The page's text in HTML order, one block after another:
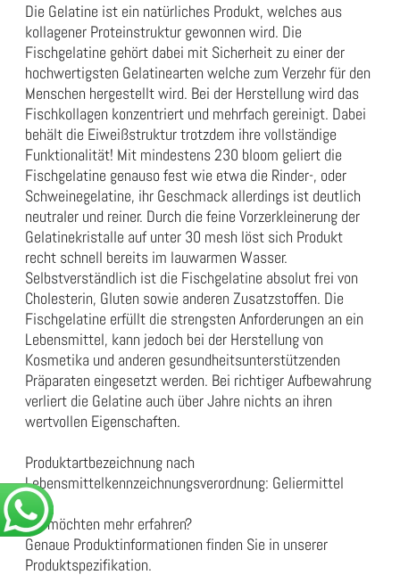
Die Gelatine ist ein natürliches Produkt, welches aus
kollagener Proteinstruktur gewonnen wird. Die
Fischgelatine gehört dabei mit Sicherheit zu einer der
hochwertigsten Gelatinearten welche zum Verzehr für den
Menschen hergestellt wird. Bei der Herstellung wird das
Fischkollagen konzentriert und mehrfach gereinigt. Dabei
behält die Eiweißstruktur trotzdem ihre vollständige
Funktionalität! Mit mindestens 230 bloom geliert die
Fischgelatine genauso fest wie etwa die Rinder-, oder
Schweinegelatine, ihr Geschmack allerdings ist deutlich
neutraler und reiner. Durch die feine Vorzerkleinerung der
Gelatinekristalle auf unter 30 mesh löst sich Produkt
recht schnell bereits im lauwarmen Wasser.
Selbstverständlich ist die Fischgelatine absolut frei von
Cholesterin, Gluten sowie anderen Zusatzstoffen. Die
Fischgelatine erfüllt die strengsten Anforderungen an ein
Lebensmittel, kann jedoch bei der Herstellung von
Kosmetika und anderen gesundheitsunterstützenden
Präparaten eingesetzt werden. Bei richtiger Aufbewahrung
verliert die Gelatine auch über Jahre nichts an ihren
wertvollen Eigenschaften.
Produktartbezeichnung nach
Lebensmittelkennzeichnungsverordnung: Geliermittel
Sie möchten mehr erfahren?
Genaue Produktinformationen finden Sie in unserer
Produktspezifikation.